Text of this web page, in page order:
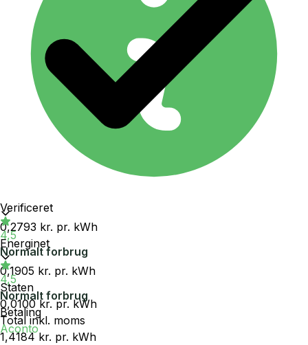
0,2793 kr. pr. kWh
Energinet
0,1905 kr. pr. kWh
Staten
0,0100 kr. pr. kWh
Total inkl. moms
1,4184 kr. pr. kWh
Verificeret
4,5
Normalt forbrug
4,5
Normalt forbrug
Betaling
Aconto